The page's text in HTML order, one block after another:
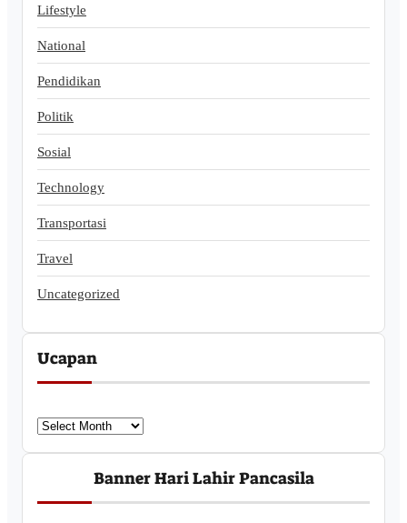
Lifestyle
National
Pendidikan
Politik
Sosial
Technology
Transportasi
Travel
Uncategorized
Ucapan
U
c
a
Banner Hari Lahir Pancasila